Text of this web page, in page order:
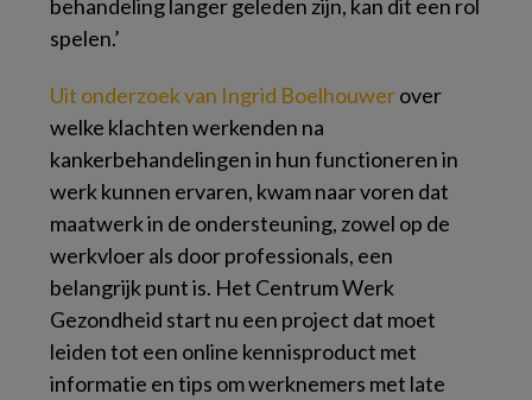
behandeling langer geleden zijn, kan dit een rol
spelen.’
Uit onderzoek van Ingrid Boelhouwerover
welke klachten werkenden na
kankerbehandelingen in hun functioneren in
werk kunnen ervaren, kwam naar voren dat
maatwerk in de ondersteuning, zowel op de
werkvloer als door professionals, een
belangrijk punt is. Het Centrum Werk
Gezondheid start nu een project dat moet
leiden tot een online kennisproduct met
informatie en tips om werknemers met late